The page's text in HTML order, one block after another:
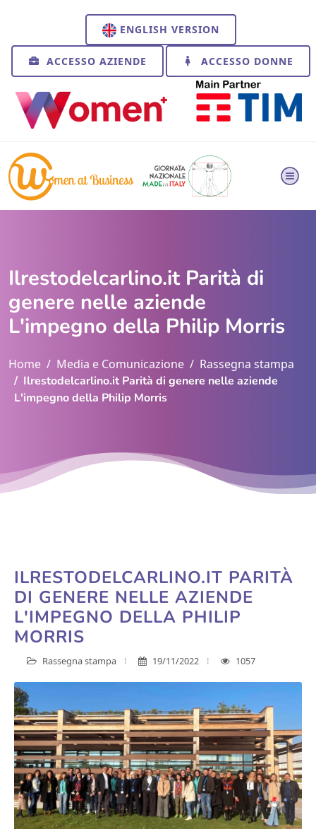
ENGLISH VERSION
ACCESSO AZIENDE ACCESSO DONNE
Ilrestodelcarlino.it Parità di
genere nelle aziende
L'impegno della Philip Morris
Home Media e Comunicazione
Rassegna stampa
Ilrestodelcarlino.it Parità di genere nelle aziende
L'impegno della Philip Morris
ILRESTODELCARLINO.IT PARITÀ
DI GENERE NELLE AZIENDE
L'IMPEGNO DELLA PHILIP
MORRIS
Rassegna stampa 19/11/2022 1057